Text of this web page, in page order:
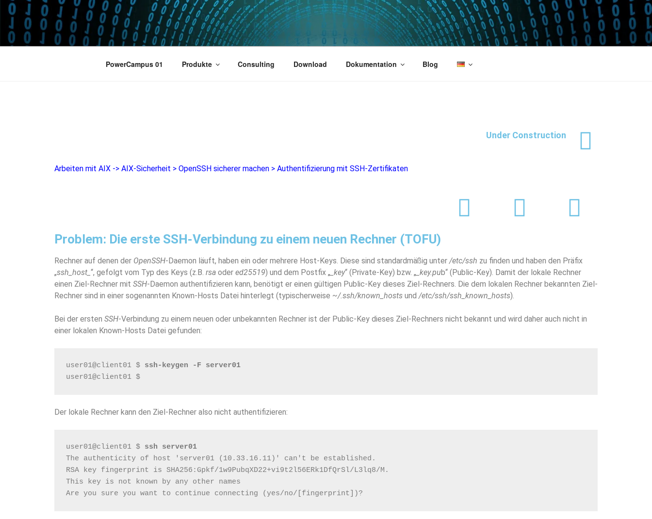
POWERCAMPUS 01
Home of the LPAR-Tool
PowerCampus 01 Produkte Consulting Download Dokumentation Blog
Under Construction
Arbeiten mit AIX -> AIX-Sicherheit > OpenSSH sicherer machen > Authentifizierung mit SSH-Zertifikaten
Problem: Die erste SSH-Verbindung zu einem neuen Rechner (TOFU)
Rechner auf denen der OpenSSH-Daemon läuft, haben ein oder mehrere Host-Keys. Diese sind standardmäßig unter /etc/ssh zu finden und haben den Präfix
„ssh_host_ “, gefolgt vom Typ des Keys (z.B. rsa oder ed25519) und dem Postfix „ _key“ (Private-Key) bzw. „ _key.pub“ (Public-Key). Damit der lokale Rechner
einen Ziel-Rechner mit SSH-Daemon authentifizieren kann, benötigt er einen gültigen Public-Key dieses Ziel-Rechners. Die dem lokalen Rechner bekannten Ziel-
Rechner sind in einer sogenannten Known-Hosts Datei hinterlegt (typischerweise ~/.ssh/known_hosts und /etc/ssh/ssh_known_hosts).
Bei der ersten SSH-Verbindung zu einem neuen oder unbekannten Rechner ist der Public-Key dieses Ziel-Rechners nicht bekannt und wird daher auch nicht in
einer lokalen Known-Hosts Datei gefunden:
user01@client01 $ ssh-keygen -F server01
user01@client01 $
Der lokale Rechner kann den Ziel-Rechner also nicht authentifizieren:
user01@client01 $ ssh server01
The authenticity of host 'server01 (10.33.16.11)' can't be established.
RSA key fingerprint is SHA256:Gpkf/1w9PubqXD22+vi9t2l56ERk1DfQrSl/L3lq8/M.
This key is not known by any other names
Are you sure you want to continue connecting (yes/no/[fingerprint])?